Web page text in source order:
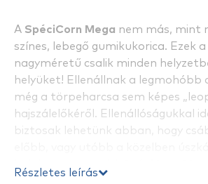
A SpéciCorn Mega nem más, mint
színes, lebegő gumikukorica. Ezek
nagyméretű csalik minden
helyüket! Ellenállnak a legmohóbb
még a törpeharcsa sem képes
hajszálelőkéről. Ellenállóságukkal
biztosak lehetünk abban, hogy
Részletes leírás